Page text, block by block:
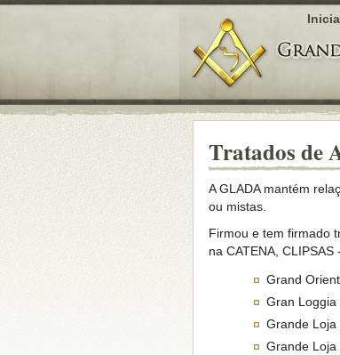
Tratados de
A GLADA mantém
ou mistas.
Firmou e tem firmado
na CATENA,
Grand
Gran Loggia
Grande Loja
Grande Loja